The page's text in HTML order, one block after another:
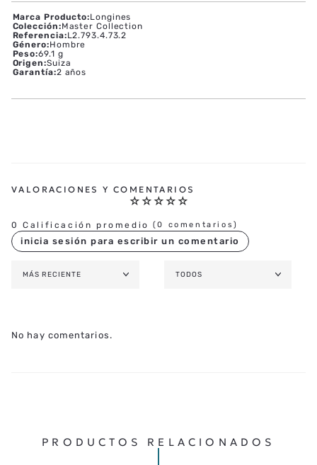
Marca Producto:Longines
Colección:Master Collection
Referencia:L2.793.4.73.2
Género:Hombre
Peso:69.1 g
Origen:Suiza
Garantía:2 años
☆ ☆ ☆ ☆ ☆
0 Calificación promedio (0 comentarios)
MÁS RECIENTE TODOS
No hay comentarios.
PRODUCTOS RELACIONADOS